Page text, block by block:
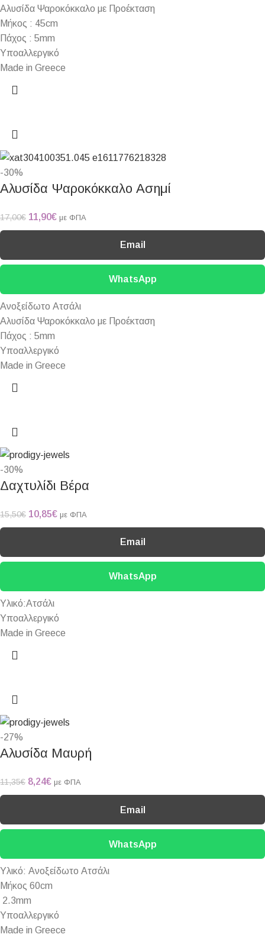
Αλυσίδα Ψαροκόκκαλο με Προέκταση
Μήκος : 45cm
Πάχος : 5mm
Υποαλλεργικό
Made in Greece
-30%
Αλυσίδα Ψαροκόκκαλο Ασημί
17,00€ 11,90€ με ΦΠΑ
Email
WhatsApp
Ανοξείδωτο Ατσάλι
Αλυσίδα Ψαροκόκκαλο με Προέκταση
Πάχος : 5mm
Υποαλλεργικό
Made in Greece
-30%
Δαχτυλίδι Βέρα
15,50€ 10,85€ με ΦΠΑ
Email
WhatsApp
Υλικό:Ατσάλι
Υποαλλεργικό
Made in Greece
-27%
Αλυσίδα Μαυρή
11,35€ 8,24€ με ΦΠΑ
Email
WhatsApp
Υλικό: Ανοξείδωτο Ατσάλι
Μήκος 60cm
2.3mm
Υποαλλεργικό
Made in Greece